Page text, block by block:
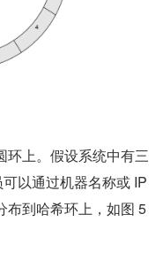
环上。假设系统中有三
以通过机器名称或 IP
布到哈希环上，如图 5